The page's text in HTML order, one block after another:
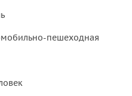
пешеходная